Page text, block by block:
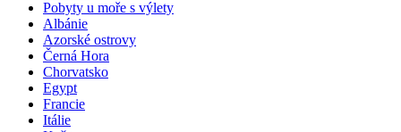
Pobyty u moře s výlety
Albánie
Azorské ostrovy
Černá Hora
Chorvatsko
Egypt
Francie
Itálie